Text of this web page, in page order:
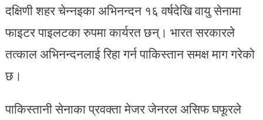
दक्षिणी शहर चेन्नइका अभिनन्दन १६ वर्षदेखि वायु सेनामा
फाइटर पाइलटका रुपमा कार्यरत छन्। भारत सरकारले
तत्काल अभिनन्दनलाई रिहा गर्न पाकिस्तान समक्ष माग गरेको
छ।
पाकिस्तानी सेनाका प्रवक्ता मेजर जेनरल असिफ घफूरले